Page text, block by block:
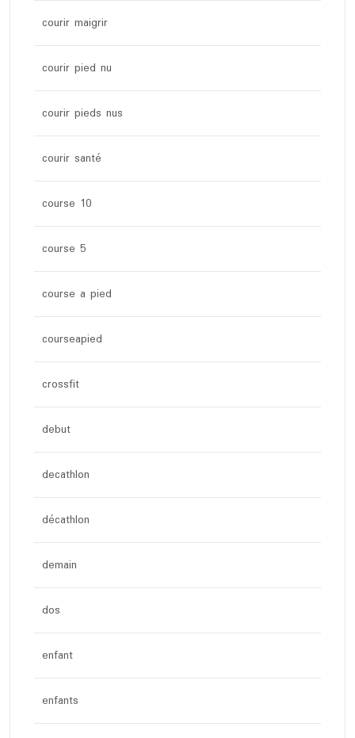
courir maigrir
courir pied nu
courir pieds nus
courir santé
course 10
course 5
course a pied
courseapied
crossfit
debut
decathlon
décathlon
demain
dos
enfant
enfants